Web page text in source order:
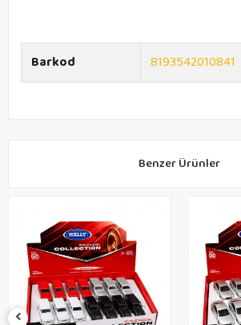
Barkod 8193542010841
Benzer Ürünler